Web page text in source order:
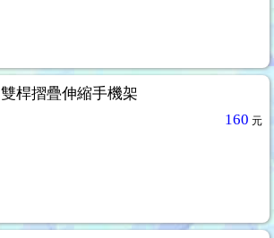
雙桿摺疊伸縮手機架
160 元